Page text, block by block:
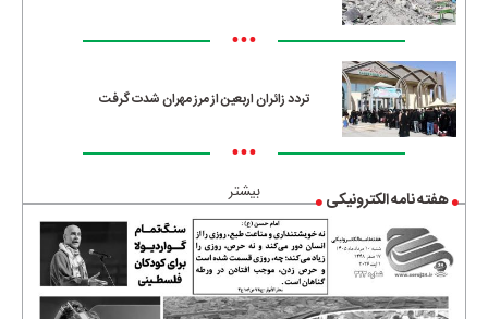
•••
تردد زائران اربعین از مرز مهران شدت گرفت
•••
بیشتر هفته نامه الکترونیکی